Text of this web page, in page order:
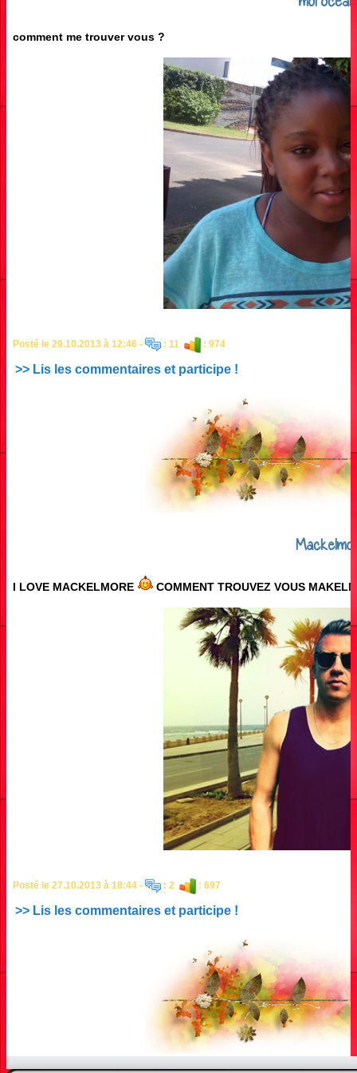
comment me trouver vous ?
Posté le 29.10.2013 à 12:46 - : 11 : 974
>> Lis les commentaires et participe !
I LOVE MACKELMORE COMMENT TROUVEZ VOUS
Posté le 27.10.2013 à 18:44 - : 2 : 697
>> Lis les commentaires et participe !